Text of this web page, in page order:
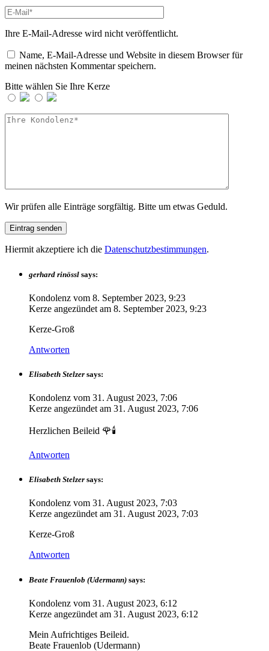
Ihre E-Mail-Adresse wird nicht veröffentlicht.
Name, E-Mail-Adresse und Website in diesem Browser für
meinen nächsten Kommentar speichern.
Bitte wählen Sie Ihre Kerze
Wir prüfen alle Einträge sorgfältig. Bitte um etwas Geduld.
Hiermit akzeptiere ich die Datenschutzbestimmungen.
gerhard rinössl says:
Kondolenz vom 8. September 2023, 9:23
Kerze angezündet am 8. September 2023, 9:23
Kerze-Groß
Antworten
Elisabeth Stelzer says:
Kondolenz vom 31. August 2023, 7:06
Kerze angezündet am 31. August 2023, 7:06
Herzlichen Beileid 🌹🕯
Antworten
Elisabeth Stelzer says:
Kondolenz vom 31. August 2023, 7:03
Kerze angezündet am 31. August 2023, 7:03
Kerze-Groß
Antworten
Beate Frauenlob (Udermann) says:
Kondolenz vom 31. August 2023, 6:12
Kerze angezündet am 31. August 2023, 6:12
Mein Aufrichtiges Beileid.
Beate Frauenlob (Udermann)